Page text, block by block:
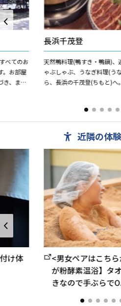
べてのお
。お部屋
き、ま
長浜千茂登
天然鴨料理(鴨すき・鴨鍋)、
ゃぶしゃぶ、うなぎ料理(う
ら、長浜の千茂登(ちもと)へ
近隣の体
け体
<男女ペアはこち
が粉酵素温浴】タ
きなので手ぶらで